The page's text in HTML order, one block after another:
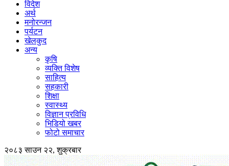
विदेश
अर्थ
मनोरन्जन
पर्यटन
खेलकुद
अन्य
कृषि
व्यक्ति विशेष
साहित्य
सहकारी
शिक्षा
स्वास्थ्य
विज्ञान प्रविधि
भिडियो खबर
फोटो समाचार
२०८३ साउन २२, शुक्रबार